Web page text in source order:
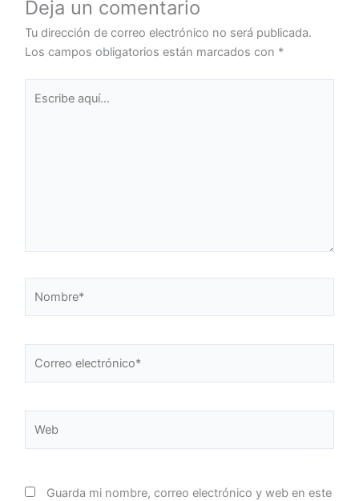
Deja un comentario
Tu dirección de correo electrónico no será publicada.
Los campos obligatorios están marcados con *
aquí...
electrónico*
Guarda mi nombre, correo electrónico y web en este